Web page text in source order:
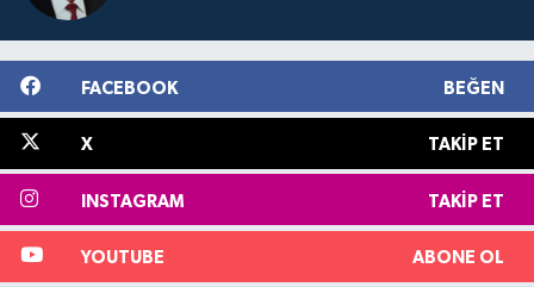
FACEBOOK BEĞEN
X TAKIP ET
INSTAGRAM TAKIP ET
YOUTUBE ABONE OL